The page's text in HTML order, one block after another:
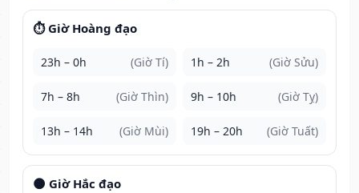
⏱️ Giờ Hoàng đạo
23h – 0h (Giờ Tí) 1h – 2h (Giờ Sửu)
7h – 8h (Giờ Thìn) 9h – 10h (Giờ Tỵ)
13h – 14h (Giờ Mùi) 19h – 20h (Giờ Tuất)
🌑 Giờ Hắc đạo